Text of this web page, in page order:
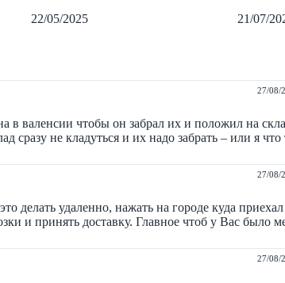
22/05/2025
21/07/
27/08/
в валенсии чтобы он забрал их и положил на
сразу не кладуться и их надо забрать – или я
27/08/
делать удаленно, нажать на городе куда
и принять доставку. Главное чтоб у Вас было
27/08/